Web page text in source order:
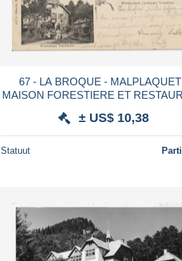
67 - LA BROQUE -
MAISON FORESTIERE ET
± US$ 10,38
Statuut